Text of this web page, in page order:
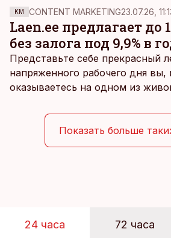
затрагивают около 5% майского
полетов из Риги и касаются
отобранных рейсов.
KM CONTENT MARKETING23.07.26,
Laen.ee предлагает до
без залога под 9,9% в
Представьте себе прекрасный
напряженного рабочего дня вы,
оказываетесь на одном из
достигает 18 градусов, но вы
предприниматель знаете, что
берет, и без долгих раздумий
Показать больше
24 часа 72 часа